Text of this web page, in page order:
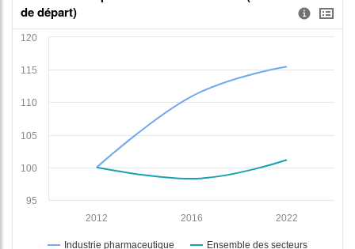
de départ)
Information donnée n°2
tableaux excel n°2